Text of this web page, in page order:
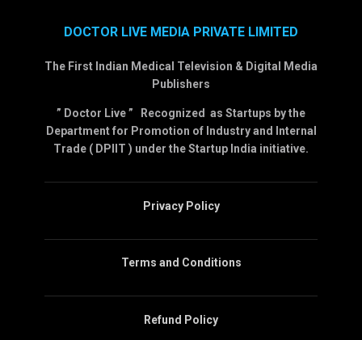
DOCTOR LIVE MEDIA PRIVATE LIMITED
The First Indian Medical Television & Digital Media
Publishers
” Doctor Live ” Recognized as Startups by the
Department for Promotion of Industry and Internal
Trade ( DPIIT ) under the Startup India initiative.
Privacy Policy
Terms and Conditions
Refund Policy